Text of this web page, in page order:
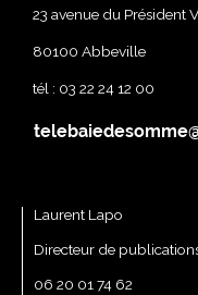
23 avenue du Président
80100 Abbeville
tél : 03 22 24 12 00
Laurent Lapo
Directeur de
06 20 01 74 62